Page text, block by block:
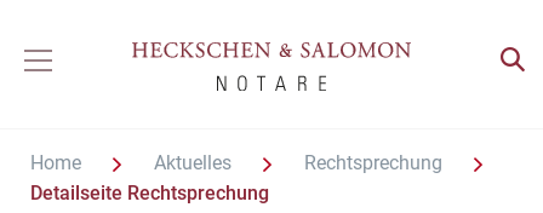
Home Aktuelles
Rechtsprechung
Detailseite Rechtsprechung